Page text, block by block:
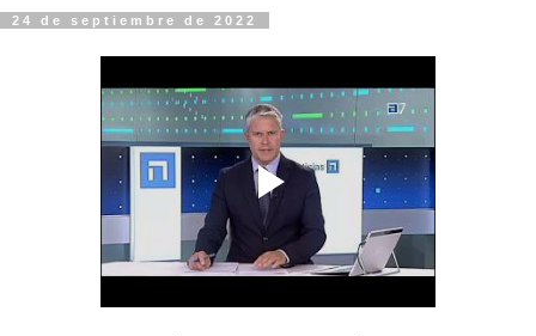
24 de septiembre de 2022